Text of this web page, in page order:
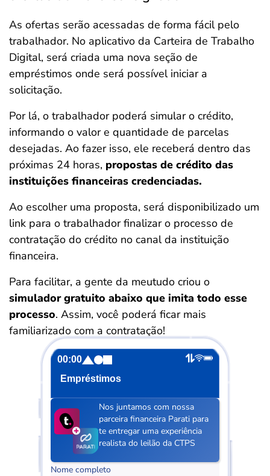
As ofertas serão acessadas de forma fácil pelo
trabalhador. No aplicativo da Carteira de Trabalho
Digital, será criada uma nova seção de
empréstimos onde será possível iniciar a
solicitação.
Por lá, o trabalhador poderá simular o crédito,
informando o valor e quantidade de parcelas
desejadas. Ao fazer isso, ele receberá dentro das
próximas 24 horas, propostas de crédito das
instituições financeiras credenciadas.
Ao escolher uma proposta, será disponibilizado um
link para o trabalhador finalizar o processo de
contratação do crédito no canal da instituição
financeira.
Para facilitar, a gente da meutudo criou o
simulador gratuito abaixo que imita todo esse
processo. Assim, você poderá ficar mais
familiarizado com a contratação!
00:00
Empréstimos
Nos juntamos com nossa
parceira financeira Parati para
te entregar uma experiência
realista do leilão da CTPS
Nome completo